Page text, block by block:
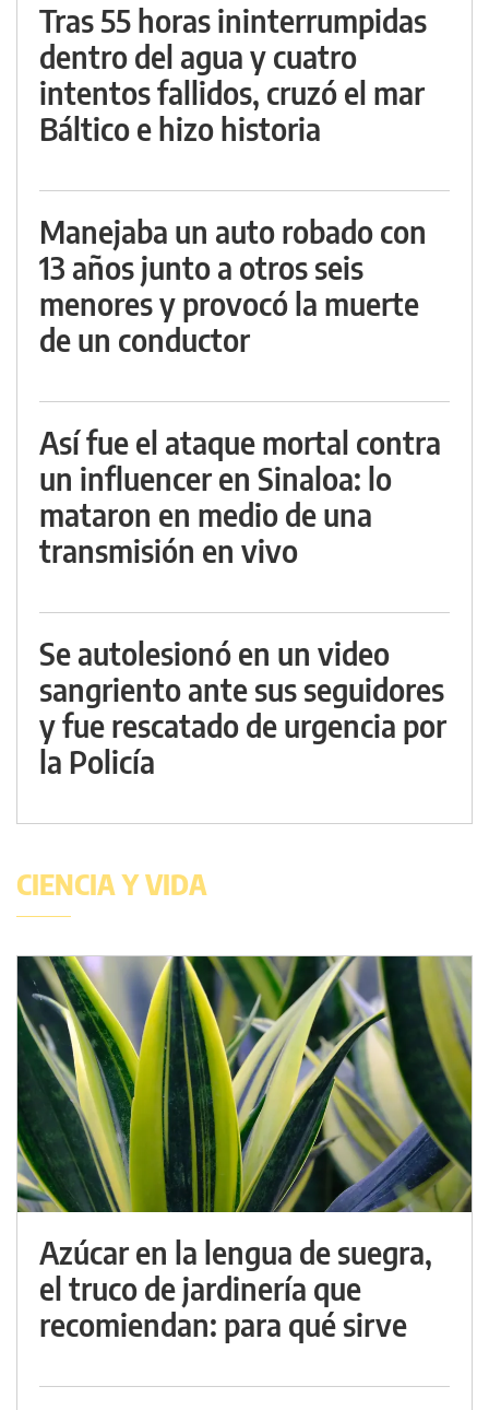
Tras 55 horas ininterrumpidas
dentro del agua y cuatro
intentos fallidos, cruzó el mar
Báltico e hizo historia
Manejaba un auto robado con
13 años junto a otros seis
menores y provocó la muerte
de un conductor
Así fue el ataque mortal contra
un influencer en Sinaloa: lo
mataron en medio de una
transmisión en vivo
Se autolesionó en un video
sangriento ante sus seguidores
y fue rescatado de urgencia por
la Policía
CIENCIA Y VIDA
Azúcar en la lengua de suegra,
el truco de jardinería que
recomiendan: para qué sirve